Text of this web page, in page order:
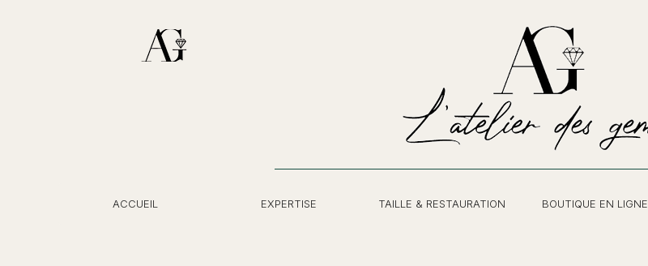
ACCUEIL EXPERTISE TAILLE & RESTAURATION BOUTIQUE EN LIGNE